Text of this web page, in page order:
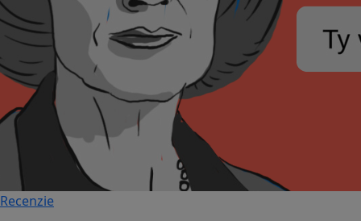
Recenzie